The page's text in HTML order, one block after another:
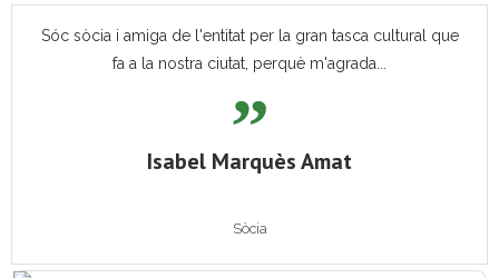
Sóc sòcia i amiga de l'entitat per la gran tasca cultural que
fa a la nostra ciutat, perquè m'agrada...
Isabel Marquès Amat
Sòcia